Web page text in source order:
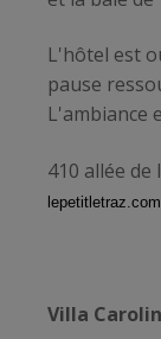
L'hôtel est
pause
L'ambiance
410 allée de
lepetitletraz.com
Villa